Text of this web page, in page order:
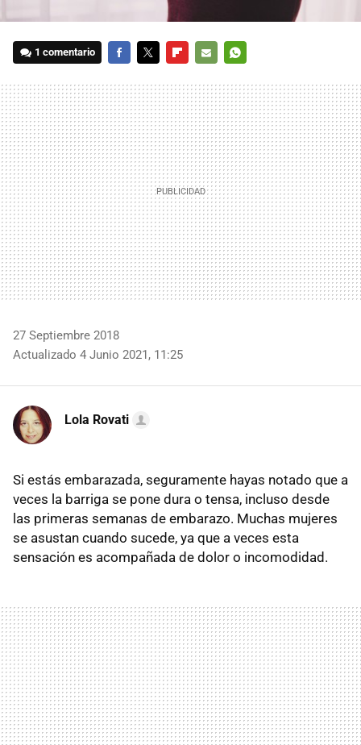
1 comentario
MAIL
27 Septiembre 2018
Actualizado 4 Junio 2021, 11:25
Lola Rovati
Si estás embarazada, seguramente hayas notado que a
veces la barriga se pone dura o tensa, incluso desde
las primeras semanas de embarazo. Muchas mujeres
se asustan cuando sucede, ya que a veces esta
sensación es acompañada de dolor o incomodidad.